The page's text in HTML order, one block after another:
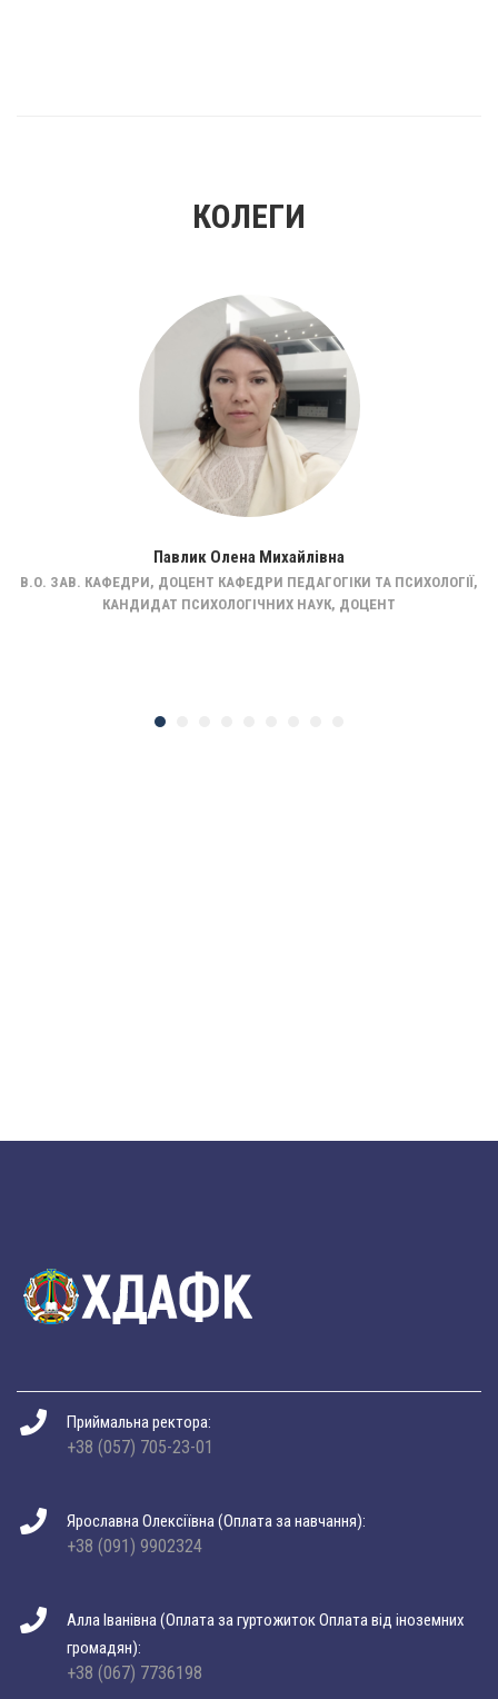
КОЛЕГИ
Павлик Олена Михайлівна
В.О. ЗАВ. КАФЕДРИ, ДОЦЕНТ КАФЕДРИ ПЕДАГОГІКИ ТА ПСИХОЛОГІЇ,
КАНДИДАТ ПСИХОЛОГІЧНИХ НАУК, ДОЦЕНТ
Приймальна ректора:
+38 (057) 705-23-01
Ярославна Олексіївна (Оплата за навчання):
+38 (091) 9902324
Алла Іванівна (Оплата за гуртожиток Оплата від іноземних
громадян):
+38 (067) 7736198